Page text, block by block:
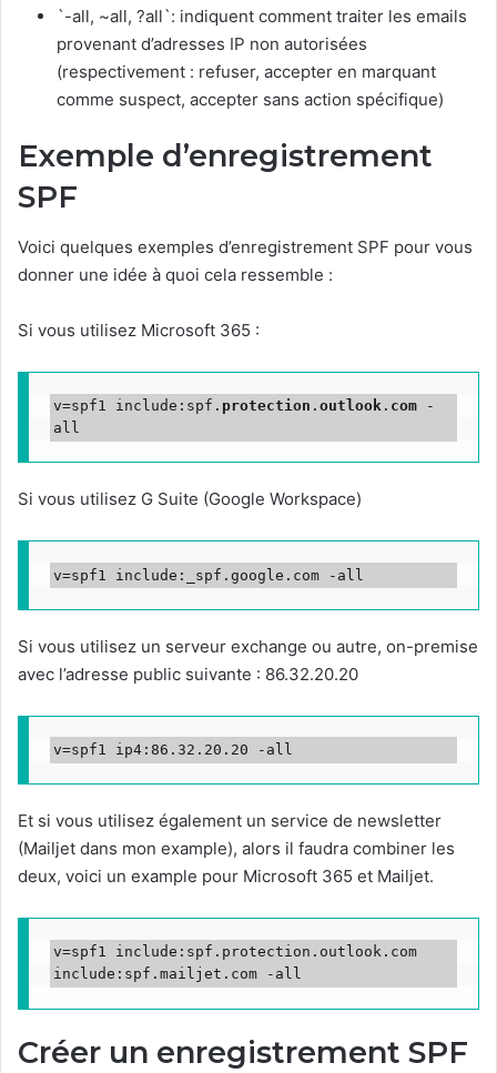
`-all, ~all, ?all`: indiquent comment traiter les emails
provenant d’adresses IP non autorisées
(respectivement : refuser, accepter en marquant
comme suspect, accepter sans action spécifique)
Exemple d’enregistrement
SPF
Voici quelques exemples d’enregistrement SPF pour vous
donner une idée à quoi cela ressemble :
Si vous utilisez Microsoft 365 :
v=spf1 include:spf. protection . outlook. com -
all
Si vous utilisez G Suite (Google Workspace)
v=spf1 include:_spf.google.com -all
Si vous utilisez un serveur exchange ou autre, on-premise
avec l’adresse public suivante : 86.32.20.20
v=spf1 ip4:86.32.20.20 -all
Et si vous utilisez également un service de newsletter
(Mailjet dans mon example), alors il faudra combiner les
deux, voici un example pour Microsoft 365 et Mailjet.
v=spf1 include:spf.protection.outlook.com
include:spf.mailjet.com -all
Créer un enregistrement SPF